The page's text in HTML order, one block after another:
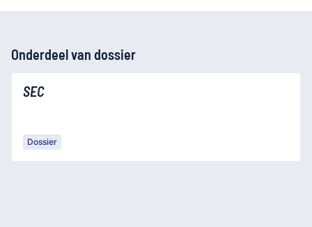
Onderdeel van dossier
SEC
Dossier